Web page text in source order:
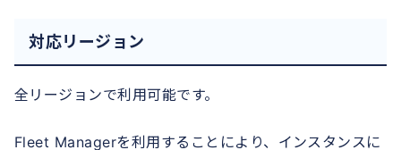
対応リージョン
全リージョンで利用可能です。
Fleet Managerを利用することにより、インスタンスに